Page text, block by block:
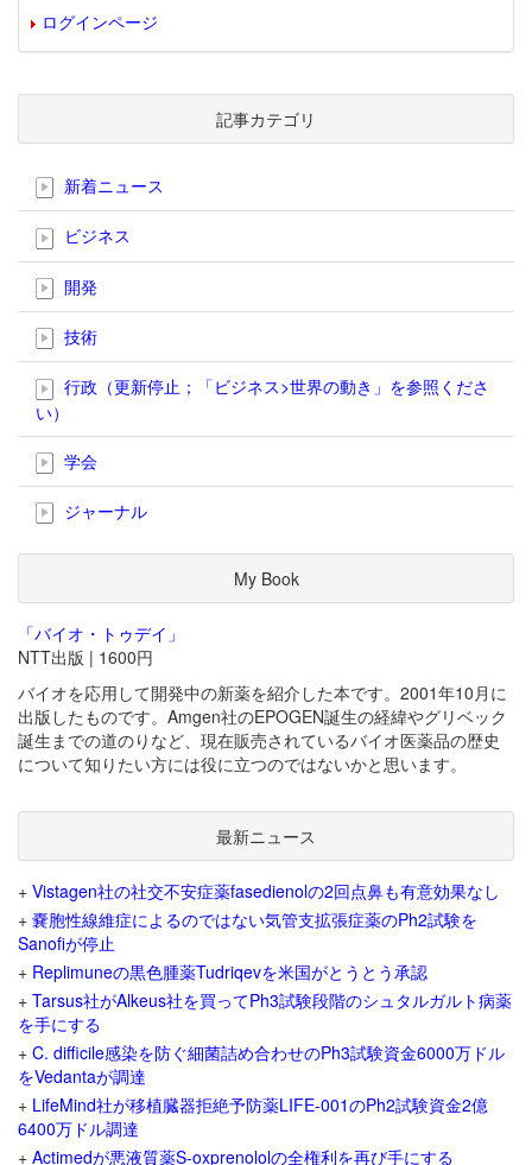
ログインページ
記事カテゴリ
新着ニュース
ビジネス
開発
技術
行政（更新停止；「ビジネス>世界の動き」を参照くださ
い）
学会
ジャーナル
My Book
「バイオ・トゥデイ」
NTT出版 | 1600円
バイオを応用して開発中の新薬を紹介した本です。2001年10月に
出版したものです。Amgen社のEPOGEN誕生の経緯やグリベック
誕生までの道のりなど、現在販売されているバイオ医薬品の歴史
について知りたい方には役に立つのではないかと思います。
最新ニュース
+ Vistagen社の社交不安症薬fasedienolの2回点鼻も有意効果なし
+ 嚢胞性線維症によるのではない気管支拡張症薬のPh2試験を
Sanofiが停止
+ Replimuneの黒色腫薬Tudriqevを米国がとうとう承認
+ Tarsus社がAlkeus社を買ってPh3試験段階のシュタルガルト病薬
を手にする
+ C. difficile感染を防ぐ細菌詰め合わせのPh3試験資金6000万ドル
をVedantaが調達
+ LifeMind社が移植臓器拒絶予防薬LIFE-001のPh2試験資金2億
6400万ドル調達
+ Actimedが悪液質薬S-oxprenololの全権利を再び手にする